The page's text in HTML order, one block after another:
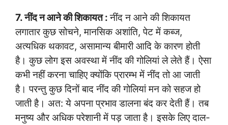
7. नींद न आने की शिकायत :नींद न आने की शिकायत
लगातार कुछ सोचने, मानसिक अशांति, पेट में कब्ज,
अत्यधिक थकावट, असामान्य बीमारी आदि के कारण होती
है। कुछ लोग इस अवस्था में नींद की गोलियां ले लेते हैं। ऐसा
कभी नहीं करना चाहिए क्योंकि प्रारम्भ में नींद तो आ जाती
है। परन्तु कुछ दिनों बाद नींद की गोलियां मन को सहज हो
जाती है। अत: ये अपना प्रभाव डालना बंद कर देती हैं। तब
मनुष्य और अधिक परेशानी में पड़ जाता है। इसके लिए दाल-